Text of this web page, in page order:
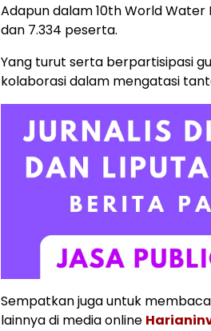
Adapun dalam 10th World
dan 7.334 peserta.
Yang turut serta berpartisipasi
kolaborasi dalam mengatasi
Sempatkan juga untuk
lainnya di media online